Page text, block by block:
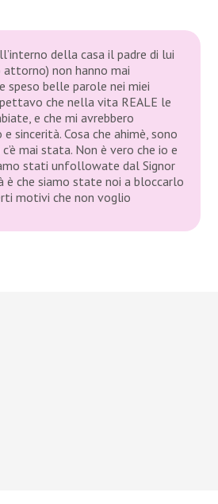
della casa il padre di lui
non hanno mai
speso belle parole nei miei
che nella vita REALE le
e che mi avrebbero
sincerità. Cosa che ahimè, sono
mai stata. Non è vero che io e
stati unfollowate dal Signor
è che siamo state noi a bloccarlo
motivi che non voglio